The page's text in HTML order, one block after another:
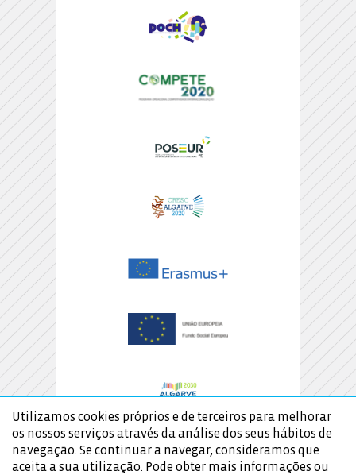
Utilizamos cookies próprios e de terceiros para melhorar
os nossos serviços através da análise dos seus hábitos de
navegação. Se continuar a navegar, consideramos que
aceita a sua utilização. Pode obter mais informações ou